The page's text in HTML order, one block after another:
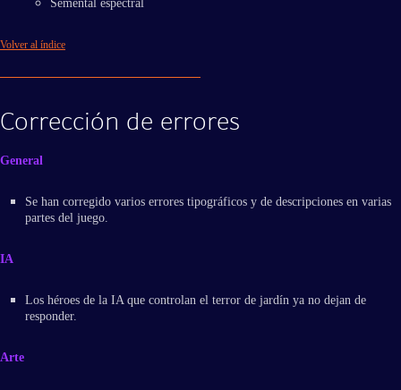
Semental espectral
Volver al índice
Corrección de errores
General
Se han corregido varios errores tipográficos y de descripciones en varias
partes del juego.
IA
Los héroes de la IA que controlan el terror de jardín ya no dejan de
responder.
Arte